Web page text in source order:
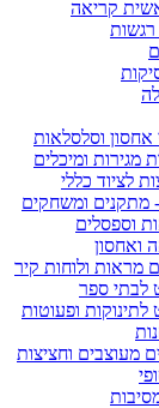
קריאה
אחסון וסלסלאות
מגירות ומיכלים
לציוד כללי
מתקנים ומשחקים
וספסלים
ואחסון
מראות ולוחות קיר
לבתי ספר
לתינוקות ופעוטות
מעוצבים וחציצות